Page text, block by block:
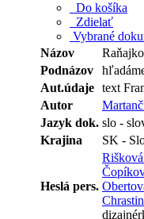
Do košíka
Zdielať
Vybrané
Názov
Podnázov
Aut.údaje text
Autor
Jazyk dok. slo -
Krajina
SK -
Heslá pers.